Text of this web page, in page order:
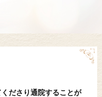
ださり通院することが